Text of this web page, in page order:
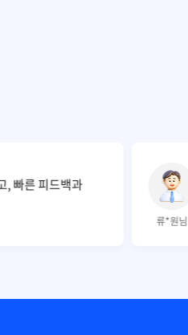
, 빠른 피드백과
류*원님